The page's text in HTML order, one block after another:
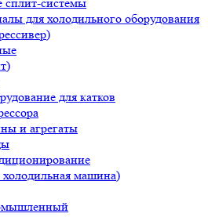
для холодильного оборудования
для катков
и агрегаты
машина)